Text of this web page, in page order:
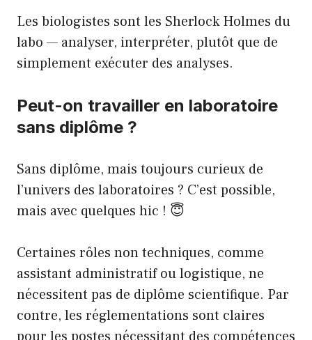
Les biologistes sont les Sherlock Holmes du
labo — analyser, interpréter, plutôt que de
simplement exécuter des analyses.
Peut-on travailler en laboratoire
sans diplôme ?
Sans diplôme, mais toujours curieux de
l’univers des laboratoires ? C’est possible,
mais avec quelques hic ! 😇
Certaines rôles non techniques, comme
assistant administratif ou logistique, ne
nécessitent pas de diplôme scientifique. Par
contre, les réglementations sont claires